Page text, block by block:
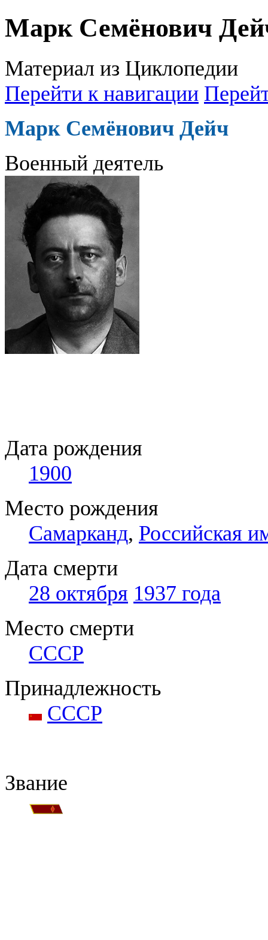
Марк Семёнович
Материал из Циклопедии
Перейти к навигации
Марк Семёнович Дейч
Военный деятель
Дата рождения
1900
Место рождения
Самарканд, Российская
Дата смерти
28 октября 1937 года
Место смерти
СССР
Принадлежность
СССР
Звание